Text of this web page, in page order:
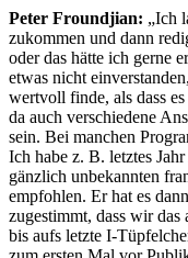
Peter Froundjian: „Ich
zukommen und dann
oder das hätte ich gerne
etwas nicht
wertvoll finde, als dass
da auch verschiedene
sein. Bei manchen
Ich habe z. B. letztes Jahr
gänzlich unbekannten
empfohlen. Er hat es
zugestimmt, dass wir
bis aufs letzte I-